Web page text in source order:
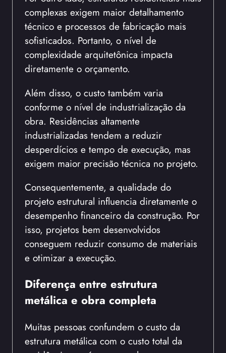
complexas exigem maior detalhamento
técnico e processos de fabricação mais
sofisticados. Portanto, o nível de
complexidade arquitetônica impacta
diretamente o orçamento.
Além disso, o custo também varia
conforme o nível de industrialização da
obra. Residências altamente
industrializadas tendem a reduzir
desperdícios e tempo de execução, mas
exigem maior precisão técnica no projeto.
Consequentemente, a qualidade do
projeto estrutural influencia diretamente o
desempenho financeiro da construção. Por
isso, projetos bem desenvolvidos
conseguem reduzir consumo de materiais
e otimizar a execução.
Diferença entre estrutura
metálica e obra completa
Muitas pessoas confundem o custo da
estrutura metálica com o custo total da